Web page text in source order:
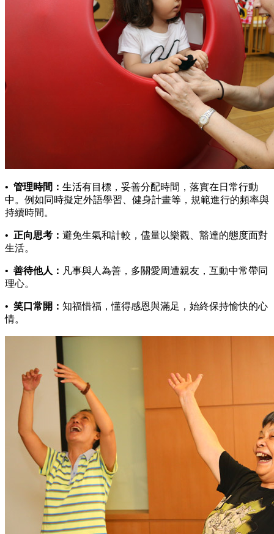
• 管理時間： 生活有目標，妥善分配時間，落實在日常行動
中。例如同時擬定外語學習、健身計畫等，規範進行的頻率與
持續時間。
• 正向思考： 避免生氣和計較，儘量以樂觀、豁達的態度面對
生活。
• 善待他人： 凡事與人為善，多關愛周遭親友，互動中常帶同
理心。
• 笑口常開： 知福惜福，懂得感恩與滿足，始終保持愉快的心
情。